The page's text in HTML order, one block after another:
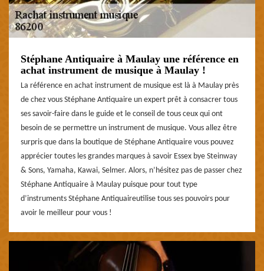
Stéphane Antiquaire à Maulay une référence en
achat instrument de musique à Maulay !
La référence en achat instrument de musique est là à Maulay près
de chez vous Stéphane Antiquaire un expert prêt à consacrer tous
ses savoir-faire dans le guide et le conseil de tous ceux qui ont
besoin de se permettre un instrument de musique. Vous allez être
surpris que dans la boutique de Stéphane Antiquaire vous pouvez
apprécier toutes les grandes marques à savoir Essex bye Steinway
& Sons, Yamaha, Kawai, Selmer. Alors, n’hésitez pas de passer chez
Stéphane Antiquaire à Maulay puisque pour tout type
d’instruments Stéphane Antiquaireutilise tous ses pouvoirs pour
avoir le meilleur pour vous !